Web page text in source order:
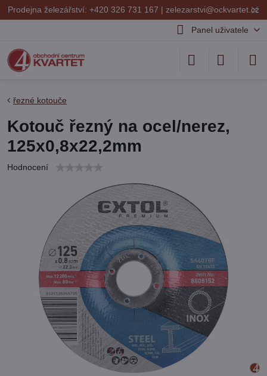
✕
Prodejna železářství: +420 326 731 167 | zelezarstvi@ockvartet.cz
Panel uživatele
řezné kotouče
Kotouč řezný na ocel/nerez,
125x0,8x22,2mm
Hodnocení